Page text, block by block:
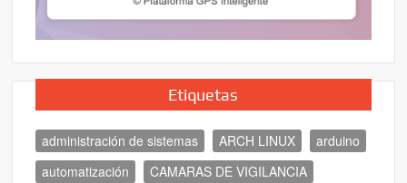
Etiquetas
administración de sistemas ARCH LINUX
arduino
automatización
CAMARAS DE VIGILANCIA